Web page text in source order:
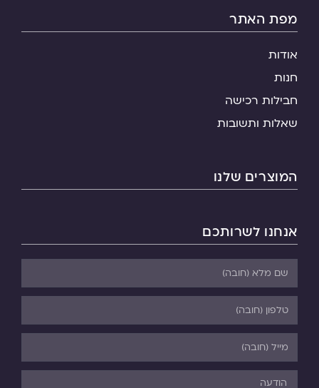
מפת האתר
אודות
חנות
חבילות רכישה
שאלות ותשובות
המוצרים שלנו
אנחנו לשרותכם